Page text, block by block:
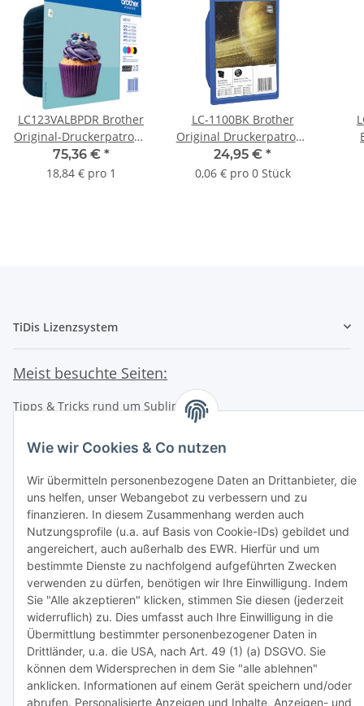
LC123VALBPDR Brother
Original-Druckerpatrone
Valuepack - black, cyan,
magenta und yellow
75,36 € *
18,84 € pro 1
LC-1100BK Brother
Original Druckerpatrone
black mit 450 Seiten
Druckleistung nach
24,95 € *
0,06 € pro 0 Stück
TiDis Lizenzsystem
Meist besuchte Seiten:
Tipps & Tricks rund um Sublimation
Refillservice Patronen verpacken
TiDis Druckerwerkstatt
TiDis PC & Notebookwerkstatt
TiDiseScooter Werkstatt
TiDis Dienstausweis Druckservice
TiDis Lizenssystem
GIC (German Ink Company)
Wie wir Cookies & Co nutzen
Wir übermitteln personenbezogene Daten an Drittanbieter, die
uns helfen, unser Webangebot zu verbessern und zu
finanzieren. In diesem Zusammenhang werden auch
Nutzungsprofile (u.a. auf Basis von Cookie-IDs) gebildet und
angereichert, auch außerhalb des EWR. Hierfür und um
bestimmte Dienste zu nachfolgend aufgeführten Zwecken
verwenden zu dürfen, benötigen wir Ihre Einwilligung. Indem
Sie "Alle akzeptieren" klicken, stimmen Sie diesen (jederzeit
widerruflich) zu. Dies umfasst auch Ihre Einwilligung in die
Übermittlung bestimmter personenbezogener Daten in
Drittländer, u.a. die USA, nach Art. 49 (1) (a) DSGVO. Sie
können dem Widersprechen in dem Sie "alle ablehnen"
anklicken. Informationen auf einem Gerät speichern und/oder
abrufen. Personalisierte Anzeigen und Inhalte, Anzeigen- und